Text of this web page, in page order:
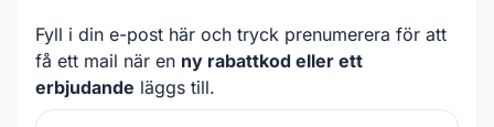
Fyll i din e-post här och tryck prenumerera för att
få ett mail när en ny rabattkod eller ett
erbjudande läggs till.